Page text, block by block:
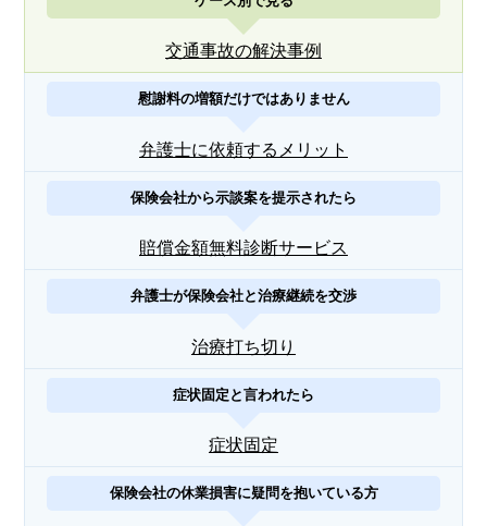
交通事故の解決事例
慰謝料の増額だけではありません
弁護士に依頼するメリット
保険会社から示談案を提示されたら
賠償金額無料診断サービス
弁護士が保険会社と治療継続を交渉
治療打ち切り
症状固定と言われたら
症状固定
保険会社の休業損害に疑問を抱いている方